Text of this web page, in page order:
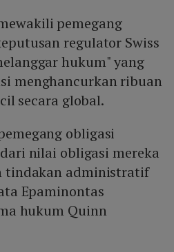
pemegang
regulator Swiss
hukum" yang
menghancurkan ribuan
secara global.
obligasi
nilai obligasi mereka
tindakan administratif
Epaminontas
hukum Quinn